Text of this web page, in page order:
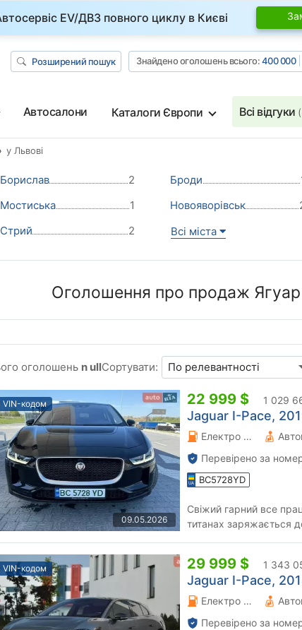
EV/ДВЗ повного циклу в Києві
Розширений пошук Знайдено оголошень всього:400 000
Автосалони Каталоги Європи Всі відгуки
у Львові
Борислав 2 Броди
Мостиська
1 Новояворівськ
Стрий
2 Всі міста
Оголошення про продаж Ягуар
оголошень n ullСортувати:
VIN-кодом
09.05.2026
22 999 $ 1 029
Jaguar I-Pace,
Електро 0 л.
Перевірено за
BC5728YD
Свіжий гарний все
титанах заряжається
VIN-кодом 29 999 $ 1 343
Jaguar I-Pace,
Електро 0 л.
Перевірено за